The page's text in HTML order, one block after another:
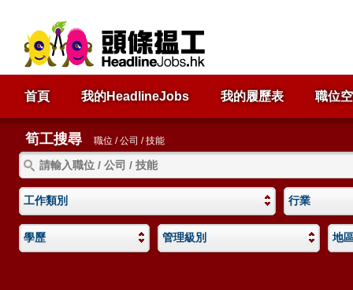
首頁 我的HeadlineJobs 我的履歷表 職位
筍工搜尋 職位 / 公司 / 技能
工作類別 行業
學歷 管理級別 地